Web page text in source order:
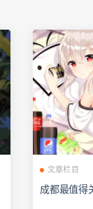
文章栏目
成都最值得